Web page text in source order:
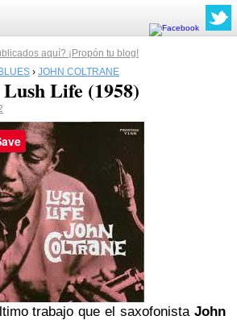
aquí? ¡Propón tu blog!
› JOHN COLTRANE
Life (1958)
trabajo que el saxofonista John